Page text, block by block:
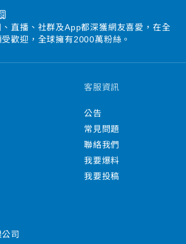
直播、社群及App都深獲網友喜愛，在全
歡迎，全球擁有2000萬粉絲。
客服資訊
公告
常見問題
聯絡我們
我要爆料
我要投稿
司